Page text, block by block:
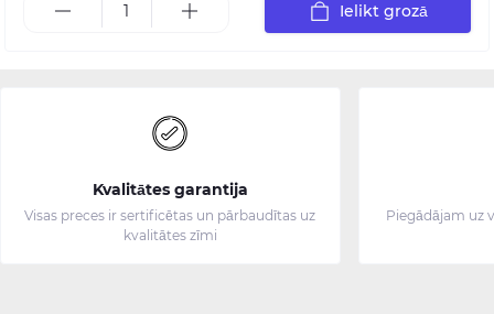
Ielikt grozā
Kvalitātes garantija
Visas preces ir sertificētas un pārbaudītas uz
kvalitātes zīmi
Piegādājam uz